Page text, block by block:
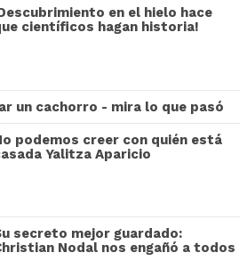
en el hielo hace
científicos hagan historia!
un cachorro - mira lo que pasó
podemos creer con quién está
Yalitza Aparicio
secreto mejor guardado:
Nodal nos engañó a todos